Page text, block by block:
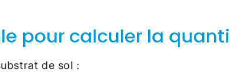
pour calculer la
de sol :